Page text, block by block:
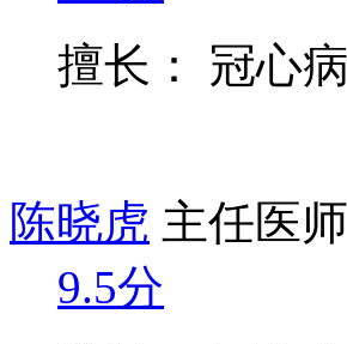
擅长： 冠心
陈晓虎 主任医师
9.5分